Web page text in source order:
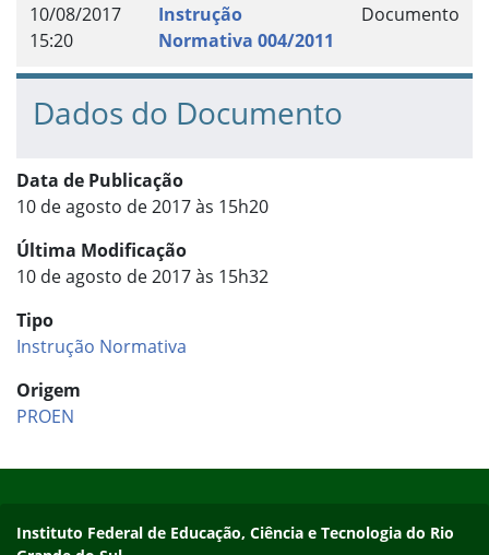
10/08/2017
15:20
Instrução
Normativa 004/2011
Documento
Dados do Documento
Data de Publicação
10 de agosto de 2017 às 15h20
Última Modificação
10 de agosto de 2017 às 15h32
Tipo
Instrução Normativa
Origem
PROEN
Contato
Instituto Federal de Educação, Ciência e Tecnologia do Rio